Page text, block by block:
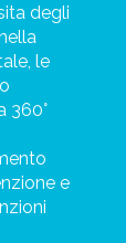
degli
le
360°
e